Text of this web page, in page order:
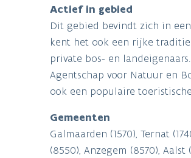
Actief in gebied
Dit gebied bevindt zich in
kent het ook een rijke
private bos- en
Agentschap voor Natuur en
ook een populaire
Gemeenten
Galmaarden (1570), Ternat
(8550), Anzegem (8570),